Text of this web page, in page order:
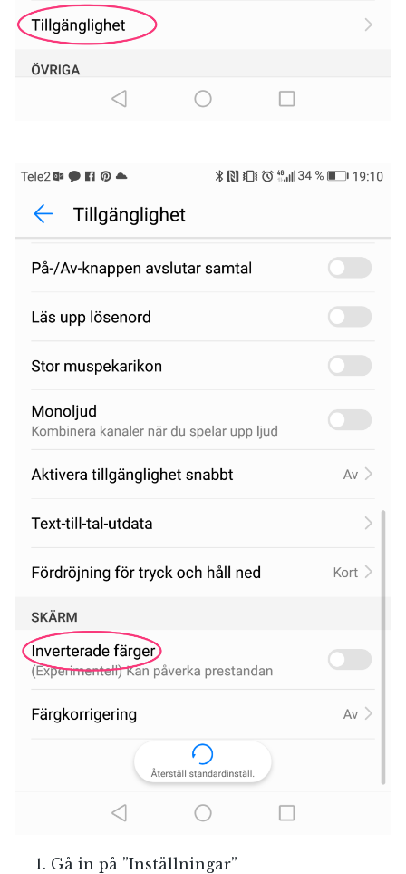
Gå in på ”Inställningar”